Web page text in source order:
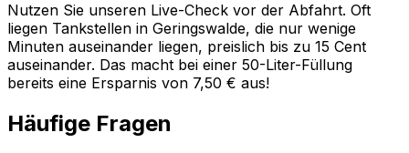
Nutzen Sie unseren Live-Check vor der Abfahrt. Oft
liegen Tankstellen in Geringswalde, die nur wenige
Minuten auseinander liegen, preislich bis zu 15 Cent
auseinander. Das macht bei einer 50-Liter-Füllung
bereits eine Ersparnis von 7,50 € aus!
Häufige Fragen